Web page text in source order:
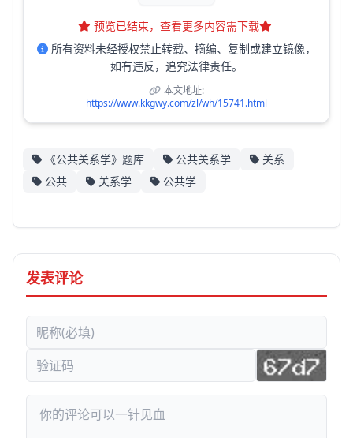
预览已结束，查看更多内容需下载
所有资料未经授权禁止转载、摘编、复制或建立镜像，
如有违反，追究法律责任。
本文地址:
https://www.kkgwy.com/zl/wh/15741.html
《公共关系学》题库 公共关系学
关系
公共
关系学 公共学
发表评论